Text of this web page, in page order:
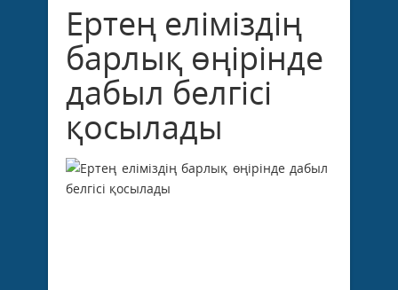
Ертең еліміздің
барлық өңірінде
дабыл белгісі
қосылады